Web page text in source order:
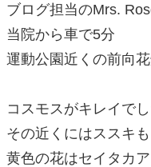
プ
ブログ担当のMrs.
当院から車で5分
運動公園近くの前向
コスモスがキレイでし
その近くにはススキも
黄色の花はセイタカ